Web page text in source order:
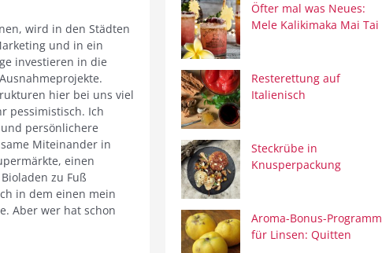
wird in den Städten
und in ein
investieren in die
hier bei uns viel
pessimistisch. Ich
persönlichere
Miteinander in
einen
zu Fuß
in dem einen mein
Aber wer hat schon
Öfter mal was Neues:
Mele Kalikimaka Mai Tai
Resterettung auf
Italienisch
Steckrübe in
Knusperpackung
Aroma-Bonus-Programm
für Linsen: Quitten